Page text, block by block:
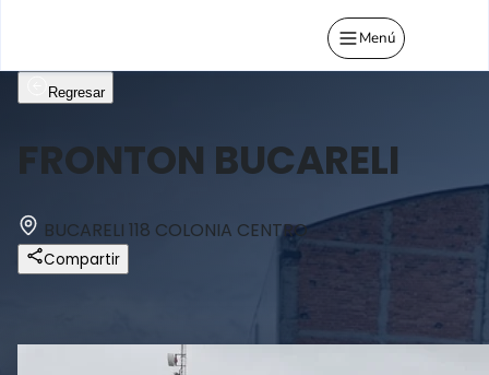
Menú
Regresar
FRONTON BUCARELI
BUCARELI 118 COLONIA CENTRO
Compartir